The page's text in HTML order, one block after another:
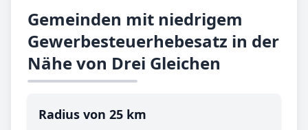
Gemeinden mit niedrigem
Gewerbesteuerhebesatz in der
Nähe von Drei Gleichen
Radius von 25 km